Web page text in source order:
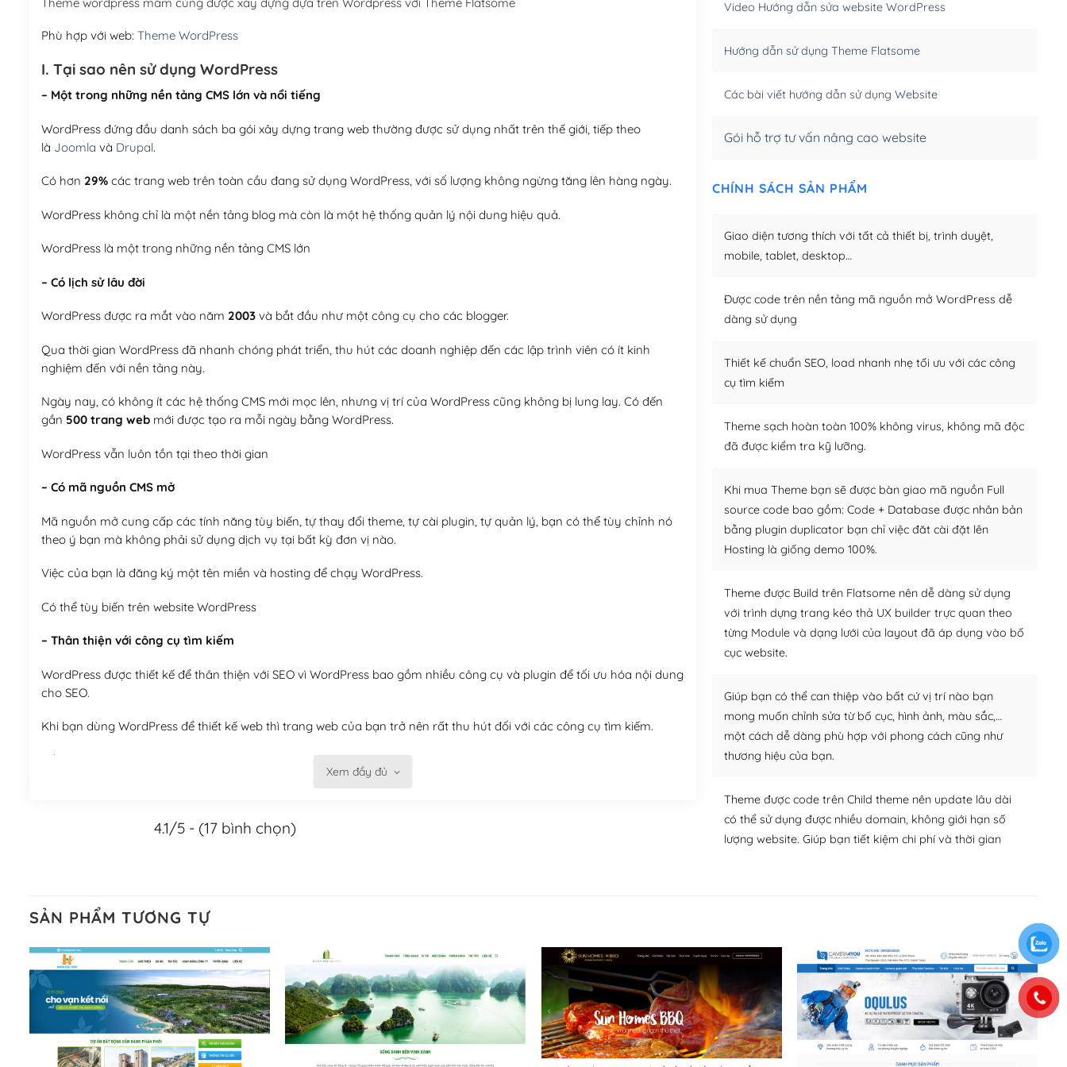
(+950,000₫)
Theme wordpress mâm cúng được xây dựng dựa trên Wordpress với Theme Flatsome
Phù hợp với web: Theme WordPress
I. Tại sao nên sử dụng WordPress
– Một trong những nền tảng CMS lớn và nổi tiếng
WordPress đứng đầu danh sách ba gói xây dựng trang web thường được sử dụng nhất trên thế giới, tiếp theo
là Joomla và Drupal.
Có hơn 29%các trang web trên toàn cầu đang sử dụng WordPress, với số lượng không ngừng tăng lên hàng ngày.
WordPress không chỉ là một nền tảng blog mà còn là một hệ thống quản lý nội dung hiệu quả.
WordPress là một trong những nền tảng CMS lớn
– Có lịch sử lâu đời
WordPress được ra mắt vào năm 2003và bắt đầu như một công cụ cho các blogger.
Qua thời gian WordPress đã nhanh chóng phát triển, thu hút các doanh nghiệp đến các lập trình viên có ít kinh
nghiệm đến với nền tảng này.
Ngày nay, có không ít các hệ thống CMS mới mọc lên, nhưng vị trí của WordPress cũng không bị lung lay. Có đến
gần 500 trang webmới được tạo ra mỗi ngày bằng WordPress.
WordPress vẫn luôn tồn tại theo thời gian
– Có mã nguồn CMS mở
Mã nguồn mở cung cấp các tính năng tùy biến, tự thay đổi theme, tự cài plugin, tự quản lý, bạn có thể tùy chỉnh nó
theo ý bạn mà không phải sử dụng dịch vụ tại bất kỳ đơn vị nào.
Việc của bạn là đăng ký một tên miền và hosting để chạy WordPress.
Có thể tùy biến trên website WordPress
– Thân thiện với công cụ tìm kiếm
WordPress được thiết kế để thân thiện với SEO vì WordPress bao gồm nhiều công cụ và plugin để tối ưu hóa nội dung
cho SEO.
Khi bạn dùng WordPress để thiết kế web thì trang web của bạn trở nên rất thu hút đối với các công cụ tìm kiếm.
Tối ưu hóa công cụ tìm kiếm
Khi bạn sử dụng WordPress, thì vấn đề giao diện của bạn trở nên dễ dàng và nhanh chóng. Với kho Theme
– Sở hữu một cộng đồng lớn, sẵn sàng hỗ trợ
WordPress là nơi lưu trữ cho một diễn đàn cộng đồng khổng lồ được kiểm duyệt bởi các nhân viên và những người
cuồng tín WordPress.
Nếu bạn gặp khó khăn, bạn có thể lên mạng và tìm kiếm những cộng đồng WordPress, họ sẽ giúp bạn trả lời, giải
Xem đầy đủ
4.1/5 - (17 bình chọn)
Video Hướng dẫn sửa website WordPress
Hướng dẫn sử dụng Theme Flatsome
Các bài viết hướng dẫn sử dụng Website
Gói hỗ trợ tư vấn nâng cao website
CHÍNH SÁCH SẢN PHẨM
Giao diện tương thích với tất cả thiết bị, trình duyệt,
mobile, tablet, desktop…
Được code trên nền tảng mã nguồn mở WordPress dễ
dàng sử dụng
Thiết kế chuẩn SEO, load nhanh nhẹ tối ưu với các công
cụ tìm kiếm
Theme sạch hoàn toàn 100% không virus, không mã độc
đã được kiểm tra kỹ lưỡng.
Khi mua Theme bạn sẽ được bàn giao mã nguồn Full
source code bao gồm: Code + Database được nhân bản
bằng plugin duplicator bạn chỉ việc đăt cài đặt lên
Hosting là giống demo 100%.
Theme được Build trên Flatsome nên dễ dàng sử dụng
với trình dựng trang kéo thả UX builder trực quan theo
từng Module và dạng lưới của layout đã áp dụng vào bố
cục website.
Giúp bạn có thể can thiệp vào bất cứ vị trí nào bạn
mong muốn chỉnh sửa từ bố cục, hình ảnh, màu sắc,…
một cách dễ dàng phù hợp với phong cách cũng như
thương hiệu của bạn.
Theme được code trên Child theme nên update lâu dài
có thể sử dụng được nhiều domain, không giới hạn số
lượng website. Giúp bạn tiết kiệm chi phí và thời gian
SẢN PHẨM TƯƠNG TỰ